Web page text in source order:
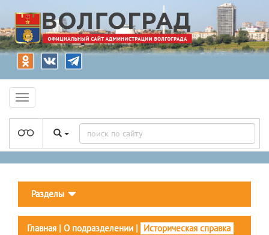
Разделы
Главная | О подразделении | Историческая справка